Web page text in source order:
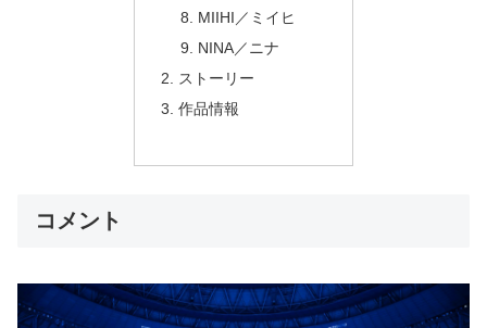
MIIHI／ミイヒ
NINA／ニナ
ストーリー
作品情報
コメント